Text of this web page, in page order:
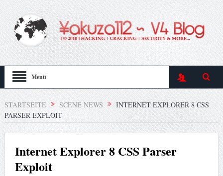
Menü
STARTSEITE SCENE NEWS
INTERNET EXPLORER 8 CSS
PARSER EXPLOIT
Internet Explorer 8 CSS Parser
Exploit